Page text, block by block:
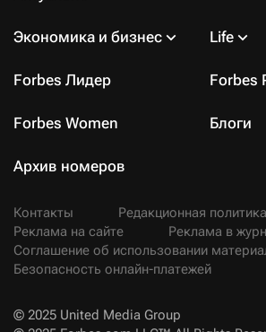
Экономика и бизнес Life
Forbes Лидер Forbes
Forbes Women Блоги
Архив номеров
Контакты
Редакционная политика
Реклама на сайте
Реклама в
Соглашение об использовании
Безопасность онлайн-платежей
© 2025 United Media Group